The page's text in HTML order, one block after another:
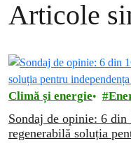
Articole
Climă și energie
Sondaj de opinie: 6
regenerabilă soluția